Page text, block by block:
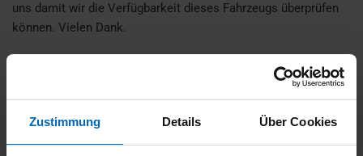
Zustimmung Details Über Cookies
uns damit wir die Verfügbarkeit dieses Fahrzeugs überprüfen
können. Vielen Dank.
736,- € 36 Monate 10.701,- €